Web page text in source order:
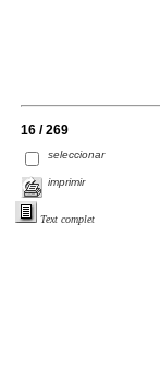
16 / 269
seleccionar
imprimir
Text complet